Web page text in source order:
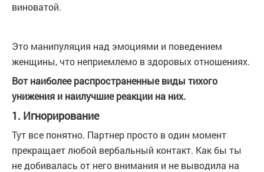
виноватой.
Это манипуляция над эмоциями и поведением
женщины, что неприемлемо в здоровых отношениях.
Вот наиболее распространенные виды тихого
унижения и наилучшие реакции на них.
1. Игнорирование
Тут все понятно. Партнер просто в один момент
прекращает любой вербальный контакт. Как бы ты
не добивалась от него внимания и не выводила на